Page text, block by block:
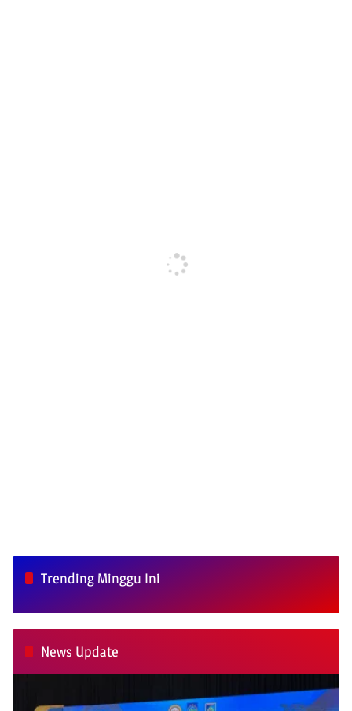
Trending Minggu Ini
News Update